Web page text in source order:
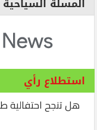
استطلاع رأي
هل تنجح احتفالية